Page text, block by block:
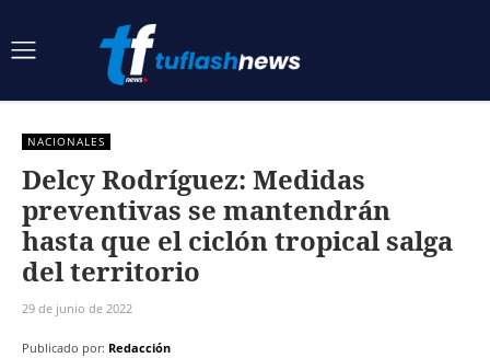
NACIONALES
Delcy Rodríguez: Medidas
preventivas se mantendrán
hasta que el ciclón tropical salga
del territorio
29 de junio de 2022
Publicado por: Redacción